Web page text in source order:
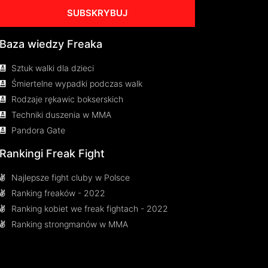
SUBSKRYBUJ
Baza wiedzy Freaka
Sztuk walki dla dzieci
Śmiertelne wypadki podczas walk
Rodzaje rękawic bokserskich
Techniki duszenia w MMA
Pandora Gate
Rankingi Freak Fight
Najlepsze fight cluby w Polsce
Ranking freaków - 2022
Ranking kobiet we freak fightach - 2022
Ranking strongmanów w MMA